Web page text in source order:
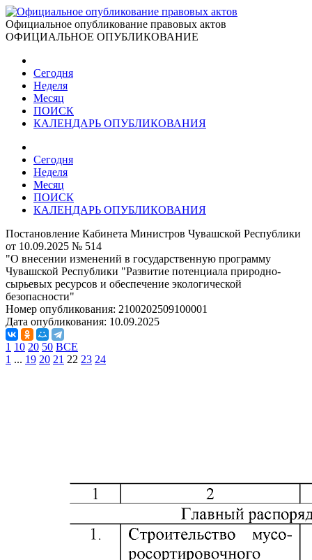
Официальное опубликование правовых актов
ОФИЦИАЛЬНОЕ ОПУБЛИКОВАНИЕ
Сегодня
Неделя
Месяц
ПОИСК
КАЛЕНДАРЬ ОПУБЛИКОВАНИЯ
Сегодня
Неделя
Месяц
ПОИСК
КАЛЕНДАРЬ ОПУБЛИКОВАНИЯ
Постановление Кабинета Министров Чувашской Республики
от 10.09.2025 № 514
"О внесении изменений в государственную программу
Чувашской Республики "Развитие потенциала природно-
сырьевых ресурсов и обеспечение экологической
безопасности"
Номер опубликования: 2100202509100001
Дата опубликования: 10.09.2025
1 10 20 50 ВСЕ
1 ... 19 20 21 22 23 24